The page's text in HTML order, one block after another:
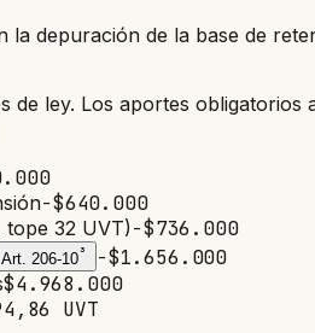
la depuración de la base de
de ley. Los aportes obligatorios
−$640.000
tope 32 UVT)−$736.000
Art. 206-10³ −$1.656.000
$4.968.000
UVT